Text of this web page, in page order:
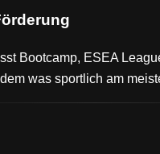
Bootcamp, ESEA
was sportlich am